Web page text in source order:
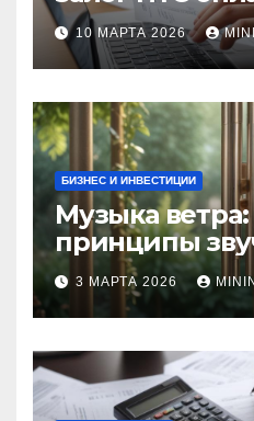
без визита в
требования и
10 МАРТА 2026
БИЗНЕС И ИНВЕСТИЦИИ
Музыка
принципы
3 МАРТА 2026